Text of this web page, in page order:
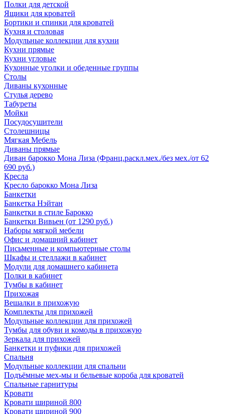
Полки для детской
Ящики для кроватей
Бортики и спинки для кроватей
Кухня и столовая
Модульные коллекции для кухни
Кухни прямые
Кухни угловые
Кухонные уголки и обеденные группы
Столы
Диваны кухонные
Стулья дерево
Табуреты
Мойки
Посудосушители
Столешницы
Мягкая Мебель
Диваны прямые
Диван барокко Мона Лиза (Франц.раскл.мех./без мех./от 62
690 руб.)
Кресла
Кресло барокко Мона Лиза
Банкетки
Банкетка Нэйтан
Банкетки в стиле Барокко
Банкетки Вивьен (от 1290 руб.)
Наборы мягкой мебели
Офис и домашний кабинет
Письменные и компьютерные столы
Шкафы и стеллажи в кабинет
Модули для домашнего кабинета
Полки в кабинет
Тумбы в кабинет
Прихожая
Вешалки в прихожую
Комплекты для прихожей
Модульные коллекции для прихожей
Тумбы для обуви и комоды в прихожую
Зеркала для прихожей
Банкетки и пуфики для прихожей
Спальня
Модульные коллекции для спальни
Подъёмные мех-мы и бельевые короба для кроватей
Спальные гарнитуры
Кровати
Кровати шириной 800
Кровати шириной 900